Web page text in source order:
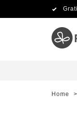
Home >